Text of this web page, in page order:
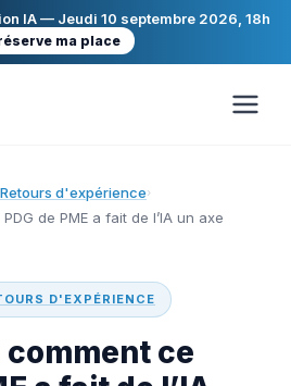
IA — Jeudi 10 septembre 2026, 18h
ma place
d'expérience›
de PME a fait de l’IA un axe
D'EXPÉRIENCE
ce